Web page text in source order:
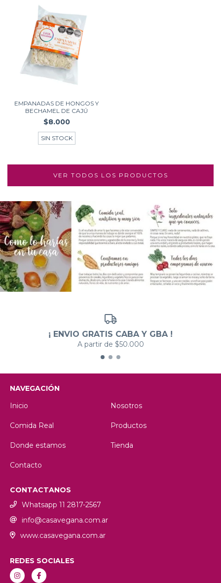
EMPANADAS DE HONGOS Y
BECHAMEL DE CAJÚ
$8.000
SIN STOCK
VER TODOS LOS PRODUCTOS
¡ ENVIO GRATIS CABA Y GBA !
A partir de $50.000
NAVEGACIÓN
Inicio
Nosotros
Comida Real Productos
Donde estamos Tienda
Contacto
CONTACTANOS
Whatsapp 11 2817-2567
info@casavegana.com.ar
www.casavegana.com.ar
REDES SOCIALES